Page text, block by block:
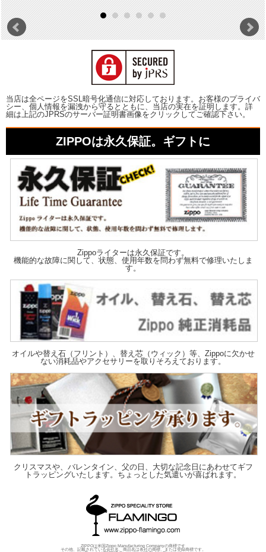
当店は全ページをSSL暗号化通信に対応しております。お客様のプライバ
シー、個人情報を漏洩から守るとともに、当店の実在を証明します。詳
細は上記のJPRSのサーバー証明書画像をクリックしてご確認下さい。
ZIPPOは永久保証。ギフトに
Zippoライターは永久保証です。
機能的な故障に関して、状態、使用年数を問わず無料で修理いたしま
す。
オイルや替え石（フリント）、替え芯（ウィック）等、Zippoに欠かせ
ない消耗品やアクセサリーを取りそろえております。
クリスマスや、バレンタイン、父の日、大切な記念日にあわせてギフ
トラッピングいたします。ちょっとした気遣いが喜ばれます。
ZIPPOは米国Zippo Manufacturing Companyの商標です
その他、記載されている会社名、商品名は各社の商標、または登録商標です。